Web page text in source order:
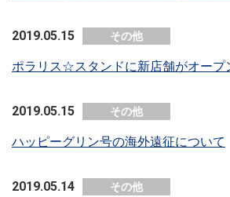
2019.05.15 その他
ポラリス☆スタンドに新店舗がオープ
2019.05.15 その他
ハッピーグリン号の海外遠征について
2019.05.14 その他